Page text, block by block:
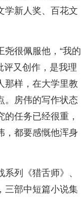
学新人奖、百花文
很佩服他，“我的
评又创作，是我理
那样，在大学里教
。房伟的写作状态
任务已经很重，
，都要感慨他浑身
列《猎舌师》、
三部中短篇小说集